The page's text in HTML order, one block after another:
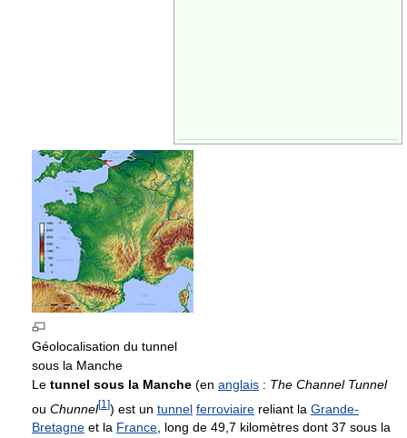
Géolocalisation du tunnel
sous la Manche
Le tunnel sous la Manche (en anglais : The Channel Tunnel
ou Chunnel[1 ]) est un tunnel ferroviaire reliant la Grande-
Bretagne et la France, long de 49,7 kilomètres dont 37 sous la